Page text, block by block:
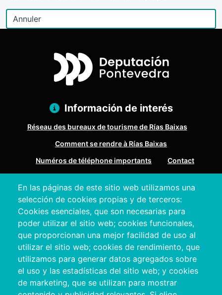
En las páginas de este sitio web utilizamos una
selección de cookies propias y de terceros:
Cookies esenciales, que son necesarias para
poder utilizar el sitio web; cookies funcionales,
que proporcionan una mejor facilidad de uso al
utilizar el sitio web; cookies de rendimiento, que
utilizamos para generar datos agregados sobre
el uso y las estadísticas del sitio web; y cookies
de marketing, que se utilizan para mostrar
Información de interés
Réseau des bureaux de tourisme de Rías Baixas
Comment se rendre à Rías Baixas
Numéros de téléphone importants
Contact
Pazo Deputación Provincial. Avda. Montero Ríos, s/n - 36071
Pontevedra
+34 986 804 100 | +34 986 804 124